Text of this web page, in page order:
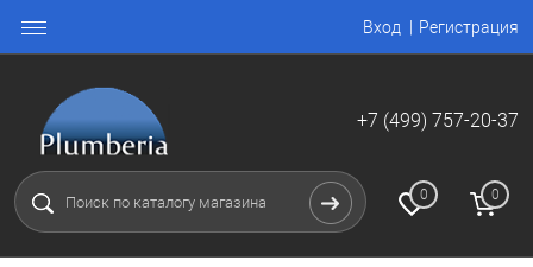
Вход Регистрация
+7 (499) 757-20-37
0 0